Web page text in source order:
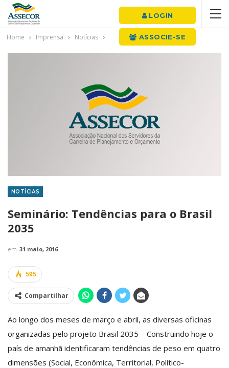
LOGIN
ASSOCIE-SE
Home Imprensa Notícias
NOTÍCIAS
Seminário: Tendências para o Brasil
2035
em 31 maio, 2016
595
Compartilhar
Ao longo dos meses de março e abril, as diversas oficinas
organizadas pelo projeto Brasil 2035 – Construindo hoje o
país de amanhã identificaram tendências de peso em quatro
dimensões (Social, Econômica, Territorial, Político-